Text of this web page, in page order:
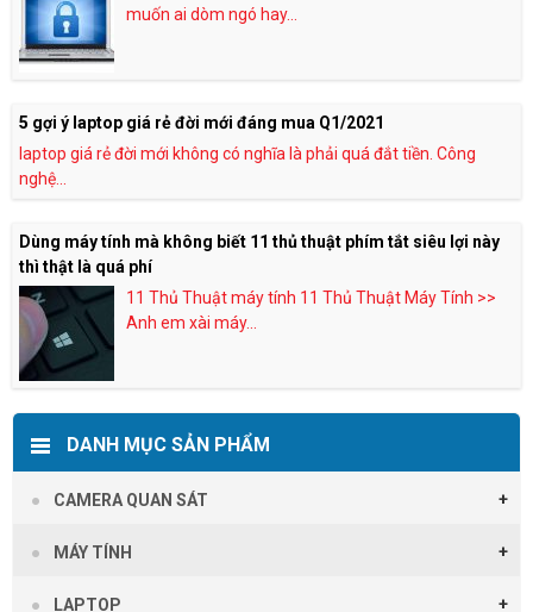
muốn ai dòm ngó hay...
5 gợi ý laptop giá rẻ đời mới đáng mua Q1/2021
laptop giá rẻ đời mới không có nghĩa là phải quá đắt tiền. Công
nghệ...
Dùng máy tính mà không biết 11 thủ thuật phím tắt siêu lợi này
thì thật là quá phí
11 Thủ Thuật máy tính 11 Thủ Thuật Máy Tính >>
Anh em xài máy...
DANH MỤC SẢN PHẨM
CAMERA QUAN SÁT
MÁY TÍNH
LAPTOP